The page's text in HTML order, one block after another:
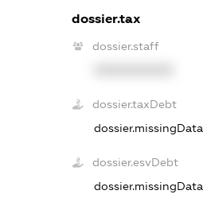
dossier.tax
dossier.staff
dossier.taxDebt
dossier.missingData
dossier.esvDebt
dossier.missingData